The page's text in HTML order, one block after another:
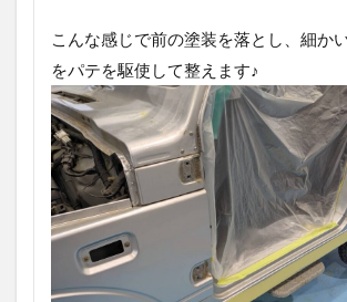
こんな感じで前の塗装を落とし、細か
をパテを駆使して整えます♪